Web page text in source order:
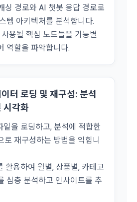
”가  제공하는 교육컨텐츠를 포함한 온
스를 말한다.
식별과 회원의 서비스 이용을 위하여
선정한 문자와 숫자의 조합 또는 이와
이트”에서 자동 생성된 인증코드를 말
변경)
여 “회원”에게 공시함으로써 효력을 발
용과 상호, 영업소 소재지, 대표자의 성
처 등을 "회원"이 알 수 있도록 초기 화
방법으로 "회원"에게 공지해야 한다.
른 본인확인, 본인의 의사확인, 고객문
보의 소개 및 고지사항 전달
약 이행 및 서비스 제공에 따른 요금정
및 컨텐츠 제공을 위한 개인식별, 회원
요금 결제, 물품 및 증빙발송, 부정 이용
ㆍ광고 활용
안내 및 이용권유, 서비스 개선 및 신
계 및 접속빈도 파악, 통계학적 특성에
참여기회 제공
싱 경로와 AI 챗봇 응답 경로로
템 아키텍처를 분석합니다.
용될 핵심 노드들을 기능별
역할을 파악합니다.
터 로딩 및 재구성: 분석
시각화
일을 로딩하고, 분석에 적합한
로 재구성하는 방법을 익힙니
활용하여 월별, 상품별, 카테고
심층 분석하고 인사이트를 추